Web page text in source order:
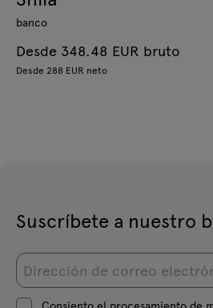
banco
Desde 348.48 EUR bruto
Desde 288 EUR neto
Suscríbete a nuestro